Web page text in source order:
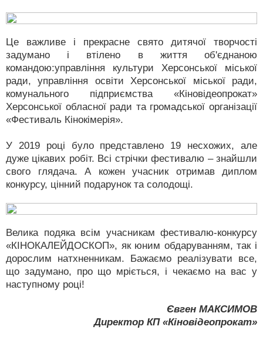
Це важливе і прекрасне свято дитячої творчості
задумано і втілено в життя об'єднаною
командою:управління культури Херсонської міської
ради, управління освіти Херсонської міської ради,
комунального підприємства «Кіновідеопрокат»
Херсонської обласної ради та громадської організації
«Фестиваль Кінокімерія».
У 2019 році було представлено 19 несхожих, але
дуже цікавих робіт. Всі стрічки фестивалю – знайшли
свого глядача. А кожен учасник отримав диплом
конкурсу, цінний подарунок та солодощі.
Велика подяка всім учасникам фестивалю-конкурсу
«КІНОКАЛЕЙДОСКОП», як юним обдаруванням, так і
дорослим натхненникам. Бажаємо реалізувати все,
що задумано, про що мріється, і чекаємо на вас у
наступному році!
Євген МАКСИМОВ
Директор КП «Кіновідеопрокат»